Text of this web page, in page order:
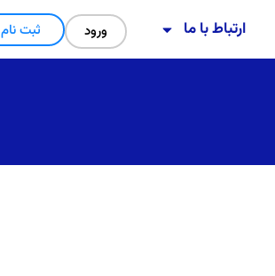
ارتباط با ما ورود ثبت نام